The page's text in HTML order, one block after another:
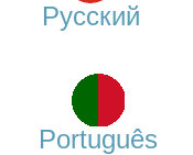
Русский
Português